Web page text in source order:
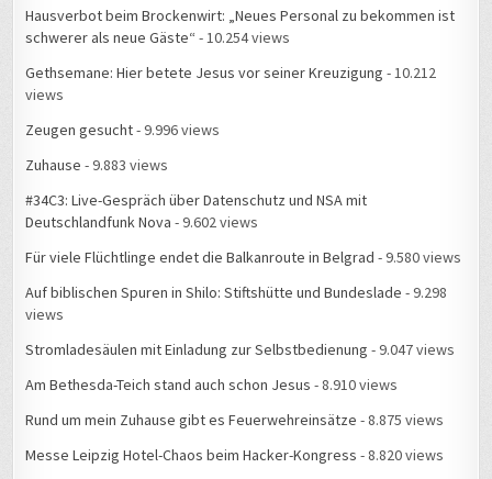
Hausverbot beim Brockenwirt: „Neues Personal zu bekommen ist
schwerer als neue Gäste“ - 10.254 views
Gethsemane: Hier betete Jesus vor seiner Kreuzigung - 10.212
views
Zeugen gesucht- 9.996 views
Zuhause - 9.883 views
#34C3: Live-Gespräch über Datenschutz und NSA mit
Deutschlandfunk Nova - 9.602 views
Für viele Flüchtlinge endet die Balkanroute in Belgrad - 9.580 views
Auf biblischen Spuren in Shilo: Stiftshütte und Bundeslade - 9.298
views
Stromladesäulen mit Einladung zur Selbstbedienung - 9.047 views
Am Bethesda-Teich stand auch schon Jesus - 8.910 views
Rund um mein Zuhause gibt es Feuerwehreinsätze - 8.875 views
Messe Leipzig Hotel-Chaos beim Hacker-Kongress - 8.820 views